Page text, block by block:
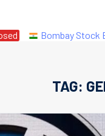
Bombay Stock
TAG: